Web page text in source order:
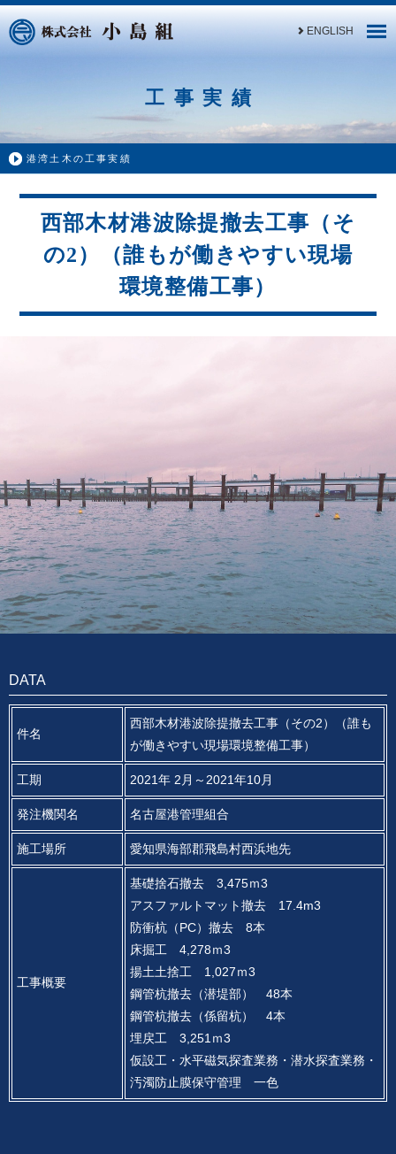
ENGLISH
工事実績
港湾土木の工事実績
西部木材港波除提撤去工事（そ
の2）（誰もが働きやすい現場
環境整備工事）
DATA
件名
西部木材港波除提撤去工事（その2）（誰も
が働きやすい現場環境整備工事）
工期 2021年 2月～2021年10月
発注機関名 名古屋港管理組合
施工場所 愛知県海部郡飛島村西浜地先
工事概要
基礎捨石撤去 3,475ｍ3
アスファルトマット撤去 17.4m3
防衝杭（PC）撤去 8本
床掘工 4,278ｍ3
揚土土捨工 1,027ｍ3
鋼管杭撤去（潜堤部） 48本
鋼管杭撤去（係留杭） 4本
埋戻工 3,251ｍ3
仮設工・水平磁気探査業務・潜水探査業務・
汚濁防止膜保守管理 一色